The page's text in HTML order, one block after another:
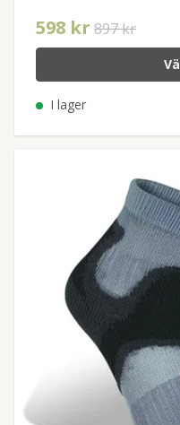
598 kr 897 kr
I lager